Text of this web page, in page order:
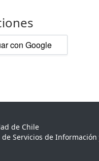
con Google
de Chile
de Servicios de Información